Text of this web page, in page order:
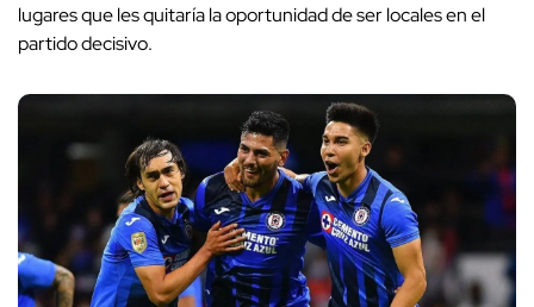
lugares que les quitaría la oportunidad de ser locales en el
partido decisivo.